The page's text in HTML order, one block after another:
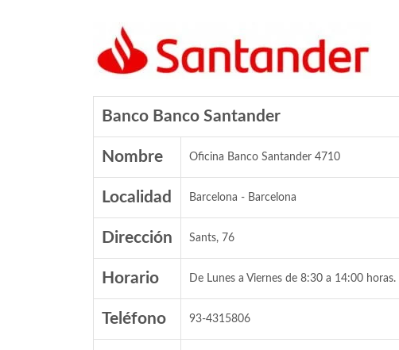
Banco Banco Santander
Nombre Oficina Banco Santander 4710
Localidad Barcelona - Barcelona
Dirección Sants, 76
Horario De Lunes a Viernes de 8:30 a 14:00 horas.
Teléfono 93-4315806